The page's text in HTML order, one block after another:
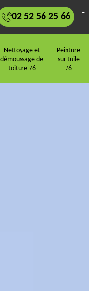
02 52 56 25 66 -
Nettoyage et
démoussage de
toiture 76
Peinture
sur tuile
76